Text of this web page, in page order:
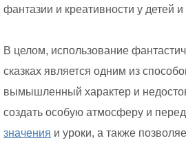
фантазии и креативности у детей
В целом, использование
сказках является одним из
вымышленный характер и
создать особую атмосферу и
значения и уроки, а также